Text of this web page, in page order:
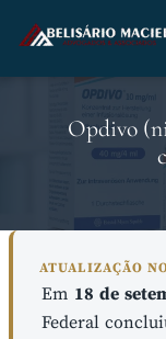
para
o
Opdivo
ATUALIZAÇÃO
Em 18 de
Federal